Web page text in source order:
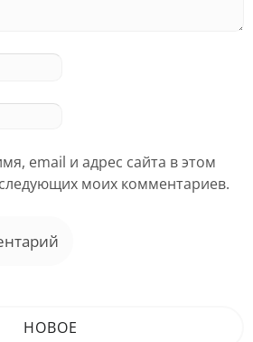
email и адрес сайта в этом
моих комментариев.
НОВОЕ